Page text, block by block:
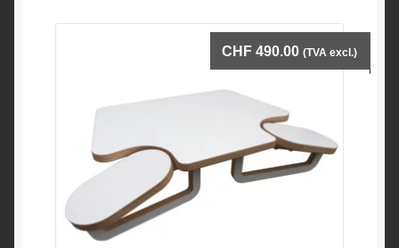
CHF 490.00 (TVA excl.)